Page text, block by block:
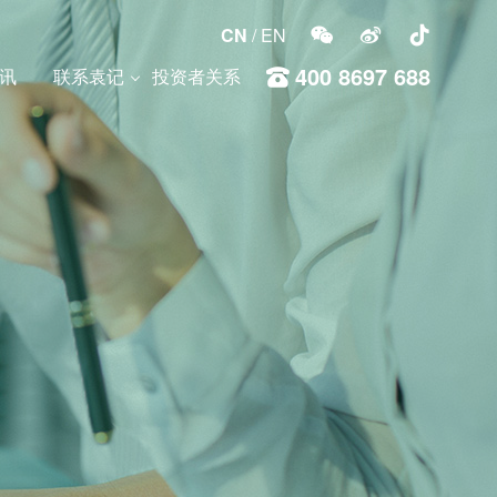
联系袁记 投资者关系
CN /EN  

400 8697 688